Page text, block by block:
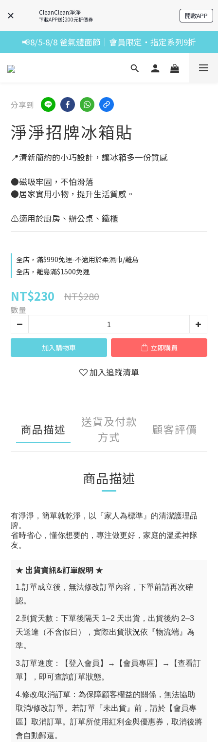
CleanClean淨淨
下載APP送$200元折價券 開啟APP
📢8/5-8/8 爸氣體面節｜會員限定・指定系列9折
分享到
淨淨招牌冰箱貼
📍清新簡約的小巧設計，讓冰箱多一份質感
●磁吸牢固，不怕滑落
●居家實用小物，提升生活質感。
⚠️適用於廚房、辦公桌、鐵櫃
全店，滿$990免運-不適用於柔濕巾/離島
全店，離島滿$1500免運
NT$230 NT$280
數量
加入購物車 立即購買
加入追蹤清單
商品描述
送貨及付款
方式
顧客評價
商品描述
有淨淨，簡單就乾淨，以『家人為標準』的清潔護理品
牌。
省時省心，懂你想要的，專注做更好，家庭的溫柔神隊
友。
★ 出貨資訊&訂單說明 ★
1.訂單成立後，無法修改訂單內容，下單前請再次確
認。
2.到貨天數：下單後隔天 1–2 天出貨，出貨後約 2–3
天送達（不含假日），實際出貨狀況依『物流端』為
準。
3.訂單進度：【登入會員】→【會員專區】→【查看訂
單】，即可查詢訂單狀態。
4.修改/取消訂單：為保障顧客權益的關係，無法協助
取消/修改訂單。若訂單『未出貨』前，請於【會員專
區】取消訂單。訂單所使用紅利金與優惠券，取消後將
會自動歸還。